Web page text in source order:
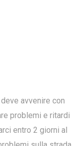
avvenire con
problemi e ritardi
entro 2 giorni al